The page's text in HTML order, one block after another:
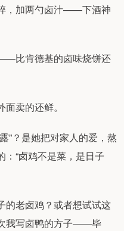
，加两勺卤汁——下酒神
比肯德基的卤味烧饼还
卖的还鲜。
”？是她把对家人的爱，熬
“卤鸡不是菜，是日子
的老卤鸡？或者想试试这
我写卤鸭的方子——毕